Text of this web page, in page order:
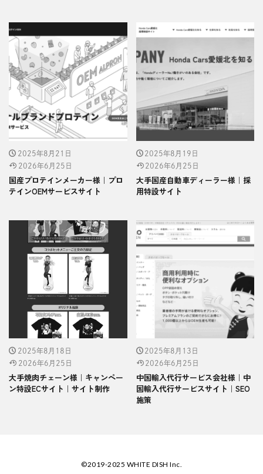
2025年8月21日
2026年6月25日
国産プロテインメーカー様｜プロ
テインOEMサービスサイト
2025年8月19日
2026年6月25日
大手国産自動車ディーラー様｜採
用特設サイト
2025年8月18日
2026年6月25日
大手焼肉チェーン様｜キャンペー
ン特設ECサイト｜サイト制作
2025年8月13日
2026年6月25日
中国輸入代行サービス会社様｜中
国輸入代行サービスサイト｜SEO
施策
©2019-2025 WHITE DISH Inc.